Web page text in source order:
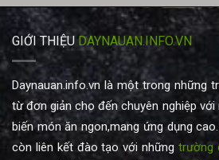
GIỚI THIỆUDAYNAUAN.INFO.VN
Daynauan.info.vn là một trong những
từ đơn giản cho đến chuyên nghiệp
biến món ăn ngon,mang ứng dụng
còn liên kết đào tạo với những trường